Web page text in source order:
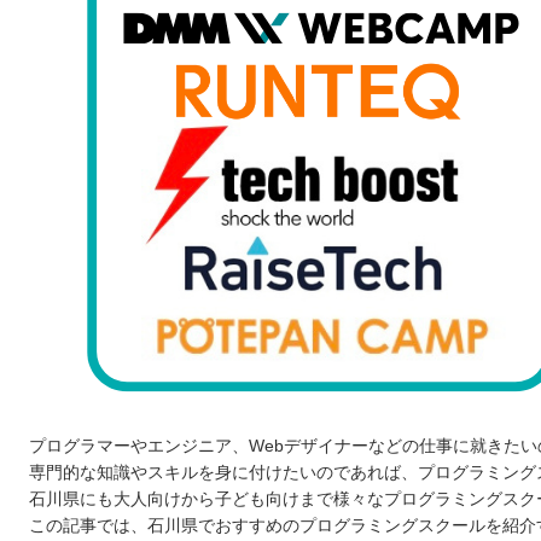
プログラマーやエンジニア、Webデザイナーなどの仕事に就きた
専門的な知識やスキルを身に付けたいのであれば、プログラミン
石川県にも大人向けから子ども向けまで様々なプログラミングス
この記事では、石川県でおすすめのプログラミングスクールを紹